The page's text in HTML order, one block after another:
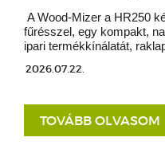
A Wood-Mizer a HR250
fűrésszel, egy kompakt,
ipari termékkínálatát,
2026.07.22.
TOVÁBB OLVASOM